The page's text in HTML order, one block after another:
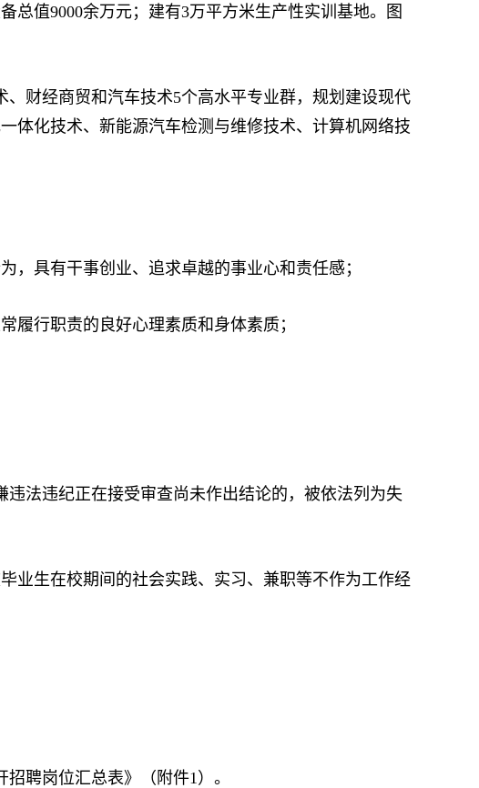
总值9000余万元；建有3万平方米生产性实训基地。图
财经商贸和汽车技术5个高水平专业群，规划建设现代
体化技术、新能源汽车检测与维修技术、计算机网络技
具有干事创业、追求卓越的事业心和责任感；
行职责的良好心理素质和身体素质；
法违纪正在接受审查尚未作出结论的，被依法列为失
生在校期间的社会实践、实习、兼职等不作为工作经
聘岗位汇总表》（附件1）。